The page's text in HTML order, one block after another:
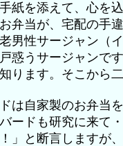
紙を添えて、心を
弁当が、宅配の手
男性サージャン（
惑うサージャンで
ります。そこから
は自家製のお弁当
ードも研究に来て
」と断言しますが